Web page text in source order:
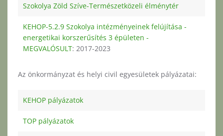
Szokolya Zöld Szíve-Természetközeli élménytér
KEHOP-5.2.9 Szokolya intézményeinek felújítása -
energetikai korszerűsítés 3 épületen -
MEGVALÓSULT: 2017-2023
Az önkormányzat és helyi civil egyesületek pályázatai:
KEHOP pályázatok
TOP pályázatok